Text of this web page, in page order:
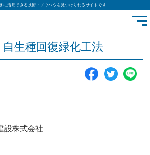
に活用できる技術・ノウハウを見つけられるサイトです
自生種回復緑化工法
設株式会社